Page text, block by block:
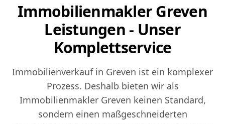
Immobilienmakler Greven
Leistungen - Unser
Komplettservice
Immobilienverkauf in Greven ist ein komplexer
Prozess. Deshalb bieten wir als
Immobilienmakler Greven keinen Standard,
sondern einen maßgeschneiderten